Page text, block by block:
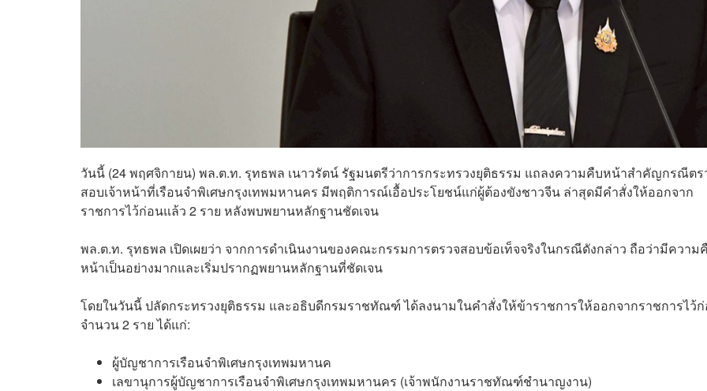
วันนี้ (24 พฤศจิกายน) พล.ต.ท. รุทธพล เนาวรัตน์ รัฐมนตรีว่าการกระทรวงยุติธรรม แถลงความคืบหน้าสำคัญกรณีตร
สอบเจ้าหน้าที่เรือนจำพิเศษกรุงเทพมหานคร มีพฤติการณ์เอื้อประโยชน์แก่ผู้ต้องขังชาวจีน ล่าสุดมีคำสั่งให้ออกจาก
ราชการไว้ก่อนแล้ว 2 ราย หลังพบพยานหลักฐานชัดเจน
พล.ต.ท. รุทธพล เปิดเผยว่า จากการดำเนินงานของคณะกรรมการตรวจสอบข้อเท็จจริงในกรณีดังกล่าว ถือว่ามีความ
หน้าเป็นอย่างมากและเริ่มปรากฏพยานหลักฐานที่ชัดเจน
โดยในวันนี้ ปลัดกระทรวงยุติธรรม และอธิบดีกรมราชทัณฑ์ ได้ลงนามในคำสั่งให้ข้าราชการให้ออกจากราชการไว้
จำนวน 2 ราย ได้แก่:
ผู้บัญชาการเรือนจำพิเศษกรุงเทพมหานค
เลขานุการผู้บัญชาการเรือนจำพิเศษกรุงเทพมหานคร (เจ้าพนักงานราชทัณฑ์ชำนาญงาน)